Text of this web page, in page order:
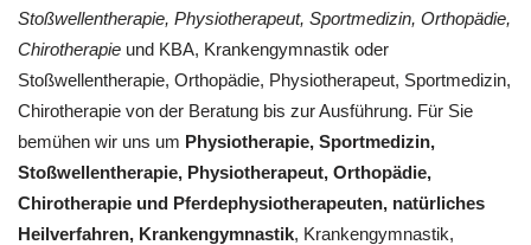
Stoßwellentherapie, Physiotherapeut, Sportmedizin, Orthopädie,
Chirotherapie und KBA, Krankengymnastik oder
Stoßwellentherapie, Orthopädie, Physiotherapeut, Sportmedizin,
Chirotherapie von der Beratung bis zur Ausführung. Für Sie
bemühen wir uns um Physiotherapie, Sportmedizin,
Stoßwellentherapie, Physiotherapeut, Orthopädie,
Chirotherapie und Pferdephysiotherapeuten, natürliches
Heilverfahren, Krankengymnastik, Krankengymnastik,